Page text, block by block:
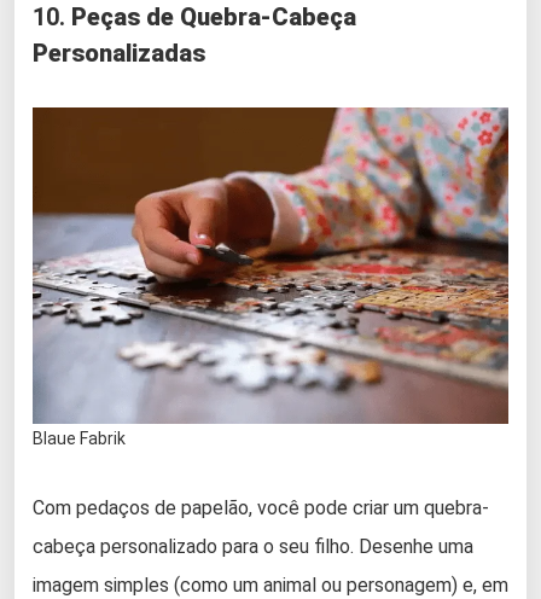
10. Peças de Quebra-Cabeça
Personalizadas
Blaue Fabrik
Com pedaços de papelão, você pode criar um quebra-
cabeça personalizado para o seu filho. Desenhe uma
imagem simples (como um animal ou personagem) e, em